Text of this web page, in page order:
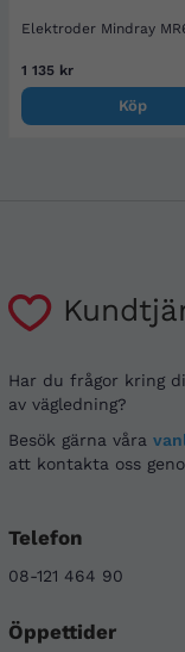
Elektroder Mindray
1 135 kr
Köp
Har du frågor kring
av vägledning?
Besök gärna våra
att kontakta oss
Telefon
08-121 464 90
Öppettider